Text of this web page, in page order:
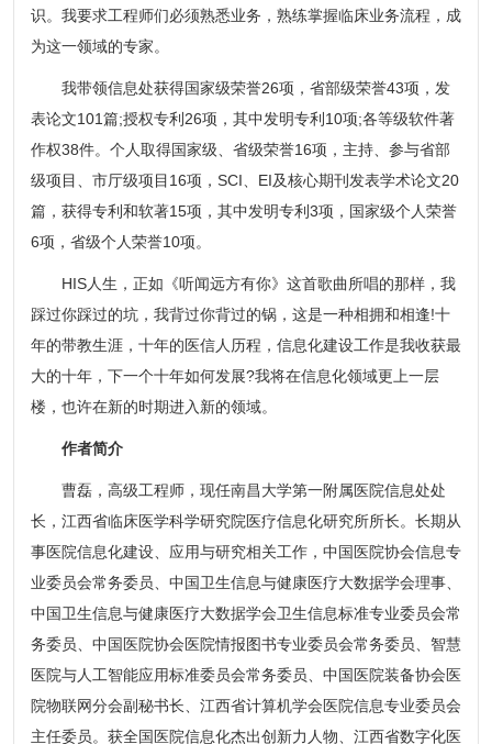
识。我要求工程师们必须熟悉业务，熟练掌握临床业务流程，成
为这一领域的专家。
我带领信息处获得国家级荣誉26项，省部级荣誉43项，发
表论文101篇;授权专利26项，其中发明专利10项;各等级软件著
作权38件。个人取得国家级、省级荣誉16项，主持、参与省部
级项目、市厅级项目16项，SCI、EI及核心期刊发表学术论文20
篇，获得专利和软著15项，其中发明专利3项，国家级个人荣誉
6项，省级个人荣誉10项。
HIS人生，正如《听闻远方有你》这首歌曲所唱的那样，我
踩过你踩过的坑，我背过你背过的锅，这是一种相拥和相逢!十
年的带教生涯，十年的医信人历程，信息化建设工作是我收获最
大的十年，下一个十年如何发展?我将在信息化领域更上一层
楼，也许在新的时期进入新的领域。
作者简介
曹磊，高级工程师，现任南昌大学第一附属医院信息处处
长，江西省临床医学科学研究院医疗信息化研究所所长。长期从
事医院信息化建设、应用与研究相关工作，中国医院协会信息专
业委员会常务委员、中国卫生信息与健康医疗大数据学会理事、
中国卫生信息与健康医疗大数据学会卫生信息标准专业委员会常
务委员、中国医院协会医院情报图书专业委员会常务委员、智慧
医院与人工智能应用标准委员会常务委员、中国医院装备协会医
院物联网分会副秘书长、江西省计算机学会医院信息专业委员会
主任委员。获全国医院信息化杰出创新力人物、江西省数字化医